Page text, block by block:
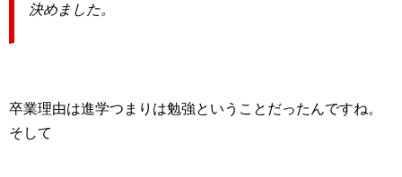
決めました。
卒業理由は進学つまりは勉強ということだったんですね。
そして